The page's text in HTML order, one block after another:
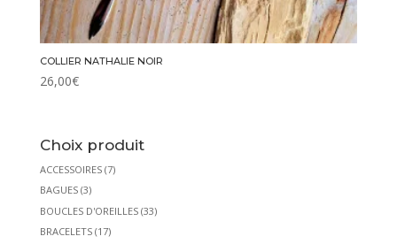
COLLIER NATHALIE NOIR
26,00€
Choix produit
ACCESSOIRES (7)
BAGUES (3)
BOUCLES D'OREILLES (33)
BRACELETS (17)